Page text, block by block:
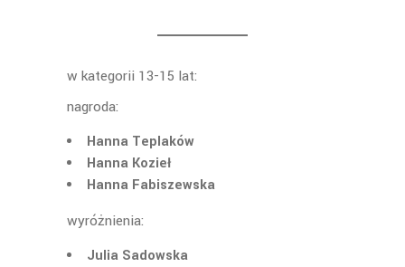
w kategorii 13-15 lat:
nagroda:
Hanna Teplaków
Hanna Kozieł
Hanna Fabiszewska
wyróżnienia:
Julia Sadowska